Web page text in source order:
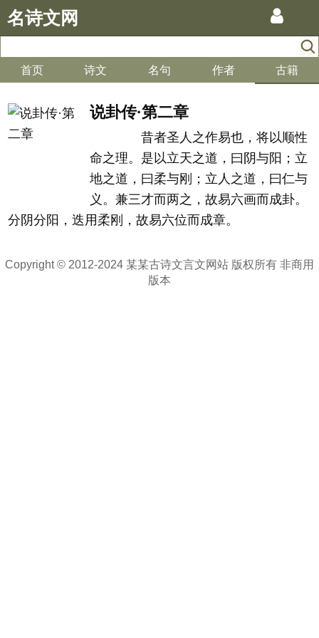
名诗文网
首页 诗文 名句 作者 古籍
说卦传·第二章
昔者圣人之作易也，将以顺性
命之理。是以立天之道，曰阴与阳；立
地之道，曰柔与刚；立人之道，曰仁与
义。兼三才而两之，故易六画而成卦。
分阴分阳，迭用柔刚，故易六位而成章。
Copyright © 2012-2024 某某古诗文言文网站 版权所有 非商用
版本